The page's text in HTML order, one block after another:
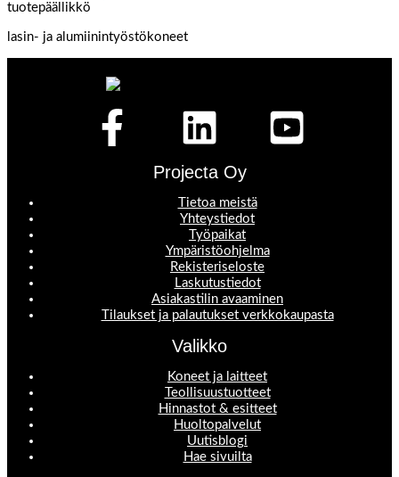
tuotepäällikkö
lasin- ja alumiinintyöstökoneet
Projecta Oy
Tietoa meistä
Yhteystiedot
Työpaikat
Ympäristöohjelma
Rekisteriseloste
Laskutustiedot
Asiakastilin avaaminen
Tilaukset ja palautukset verkkokaupasta
Valikko
Koneet ja laitteet
Teollisuustuotteet
Hinnastot & esitteet
Huoltopalvelut
Uutisblogi
Hae sivuilta